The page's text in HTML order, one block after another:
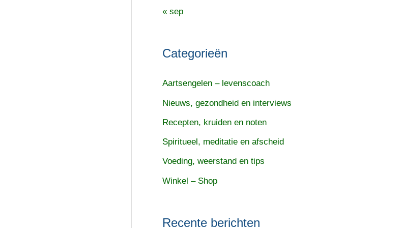
« sep
Categorieën
Aartsengelen – levenscoach
Nieuws, gezondheid en interviews
Recepten, kruiden en noten
Spiritueel, meditatie en afscheid
Voeding, weerstand en tips
Winkel – Shop
Recente berichten